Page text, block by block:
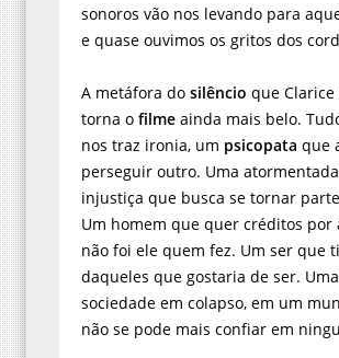
sonoros vão nos levando para
e quase ouvimos os gritos dos
A metáfora do silêncio que Clarice
torna o filme ainda mais belo.
nos traz ironia, um psicopata que
perseguir outro. Uma
injustiça que busca se tornar
Um homem que quer créditos por
não foi ele quem fez. Um ser que
daqueles que gostaria de ser. Uma
sociedade em colapso, em um
não se pode mais confiar em